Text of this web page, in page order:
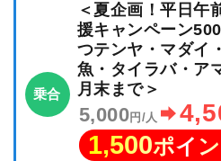
乗合
＜夏企画！平日午
援キャンペーン
つテンヤ・マダイ
魚・タイラバ・ア
月末まで＞
5,000 円/人
1,500ポイ